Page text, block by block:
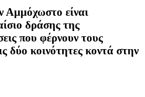
Αμμόχωστο είναι
δράσης της
που φέρνουν τους
δύο κοινότητες κοντά στην